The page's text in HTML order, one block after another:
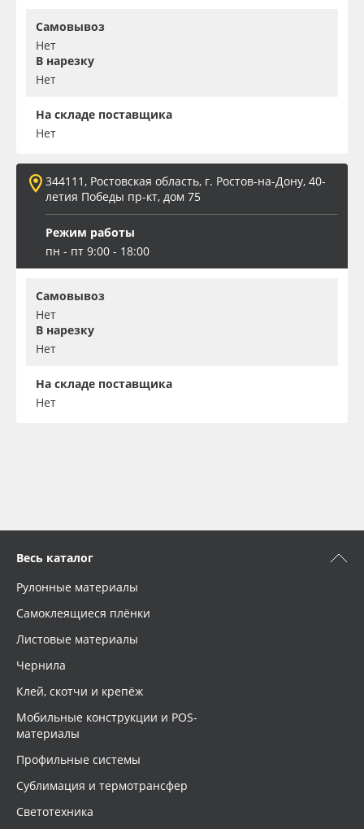
Самовывоз
Нет
В нарезку
Нет
На складе поставщика
Нет
344111, Ростовская область, г. Ростов-на-Дону, 40-
летия Победы пр-кт, дом 75
Режим работы
пн - пт 9:00 - 18:00
Самовывоз
Нет
В нарезку
Нет
На складе поставщика
Нет
Весь каталог
Рулонные материалы
Самоклеящиеся плёнки
Листовые материалы
Чернила
Клей, скотчи и крепёж
Мобильные конструкции и POS-
материалы
Профильные системы
Сублимация и термотрансфер
Светотехника